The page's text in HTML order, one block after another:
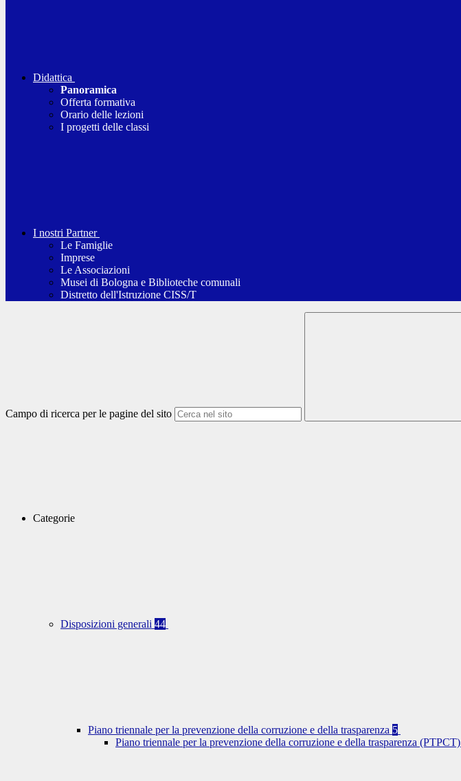
Didattica
Panoramica
Offerta formativa
Orario delle lezioni
I progetti delle classi
I nostri Partner
Le Famiglie
Imprese
Le Associazioni
Musei di Bologna e Biblioteche comunali
Distretto dell'Istruzione CISS/T
Campo di ricerca per le pagine del sito
Categorie
Disposizioni generali 44
Piano triennale per la prevenzione della corruzione e della trasparenza 5
Piano triennale per la prevenzione della corruzione e della trasparenza (PTPCT)